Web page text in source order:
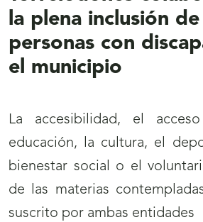
la plena inclusión de
personas con
el municipio
La accesibilidad, el
educación, la cultura, el
bienestar social o el
de las materias
suscrito por ambas entidades